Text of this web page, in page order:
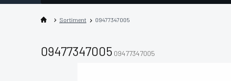
Sortiment 09477347005
09477347005 09477347005